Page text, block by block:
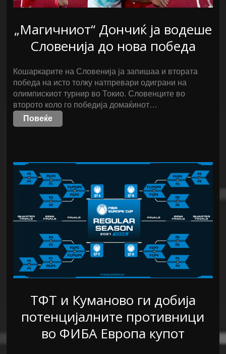
„Магичниот“ Дончиќ ја водеше
Словенија до нова победа
Кошаркарите на Словенија ја запишаа и втората
победа на исто толку натпревари одиграни на
олимпискиот турнир во Токио. Словенците во
второто коло го победија домаќинот…
Повеќе
ТФТ и Куманово ги добија
потенцијалните противници
во ФИБА Европа купот